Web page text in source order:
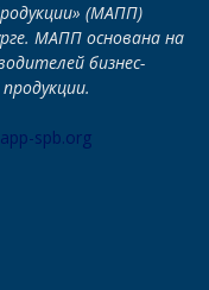
(МАПП)
МАПП основана на
бизнес-
spb.org